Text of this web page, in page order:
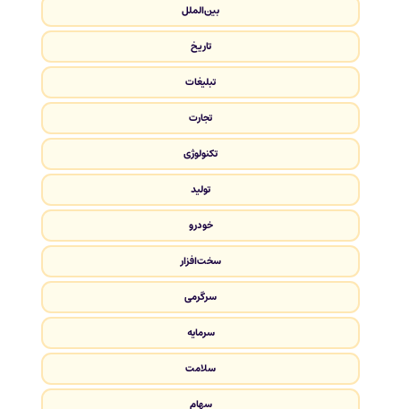
بین‌الملل
تاریخ
تبلیغات
تجارت
تکنولوژی
تولید
خودرو
سخت‌افزار
سرگرمی
سرمایه
سلامت
سهام